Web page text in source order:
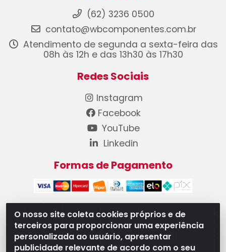
O nosso site coleta cookies próprios e de
terceiros para proporcionar uma experiência
personalizada ao usuário, apresentar
publicidade relevante de acordo com o seu
(62) 3236 0500
contato@wbcomponentes.com.br
Atendimento de segunda a sexta-feira das
08h às 12h e das 13h30 às 17h30
Redes Sociais
Instagram
Facebook
YouTube
Linkedin
Formas de Pagamento
WB Componentes Automotivos LTDA - CNPJ
08.528.393/0001-12 - Rua do Níquel, 667 - Parque
Oeste Industrial, Goiânia/GO - CEP 74375-660